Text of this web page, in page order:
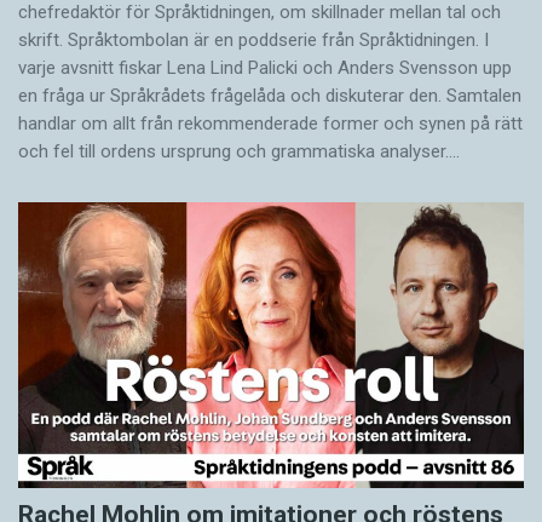
chefredaktör för Språktidningen, om skillnader mellan tal och
skrift. Språktombolan är en poddserie från Språktidningen. I
varje avsnitt fiskar Lena Lind Palicki och Anders Svensson upp
en fråga ur Språkrådets frågelåda och diskuterar den. Samtalen
handlar om allt från rekommenderade former och synen på rätt
och fel till ordens ursprung och grammatiska analyser.…
Rachel Mohlin om imitationer och röstens